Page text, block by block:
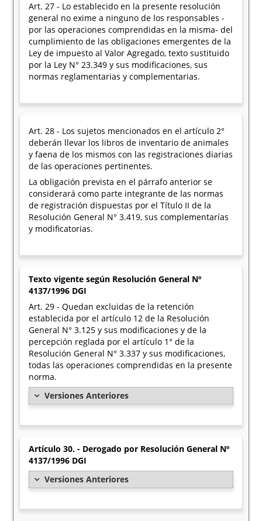
Art. 27 - Lo establecido en la presente resolución
general no exime a ninguno de los responsables -
por las operaciones comprendidas en la misma- del
cumplimiento de las obligaciones emergentes de la
Ley de impuesto al Valor Agregado, texto sustituido
por la Ley N° 23.349 y sus modificaciones, sus
normas reglamentarias y complementarias.
Art. 28 - Los sujetos mencionados en el artículo 2°
deberán llevar los libros de inventario de animales
y faena de los mismos con las registraciones diarias
de las operaciones pertinentes.
La obligación prevista en el párrafo anterior se
considerará como parte integrante de las normas
de registración dispuestas por el Título II de la
Resolución General N° 3.419, sus complementarías
y modificatorias.
Texto vigente según Resolución General Nº
4137/1996 DGI
Art. 29 - Quedan excluidas de la retención
establecida por el artículo 12 de la Resolución
General N° 3.125 y sus modificaciones y de la
percepción reglada por el artículo 1° de la
Resolución General N° 3.337 y sus modificaciones,
todas las operaciones comprendidas en la presente
norma.
Versiones Anteriores
Artículo 30. - Derogado por Resolución General Nº
4137/1996 DGI
Versiones Anteriores